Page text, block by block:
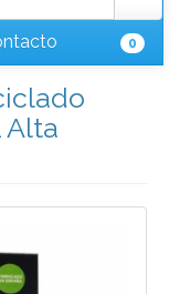
0
Alta